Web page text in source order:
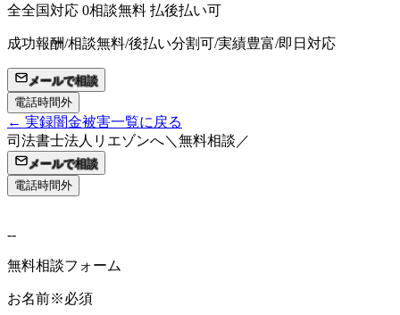
全全国対応 0相談無料 払後払い可
成功報酬/相談無料/後払い分割可/実績豊富/即日対応
メールで相談
電話時間外
← 実録闇金被害一覧に戻る
司法書士法人リエゾンへ＼無料相談／
メールで相談
電話時間外
--
無料相談フォーム
お名前※必須